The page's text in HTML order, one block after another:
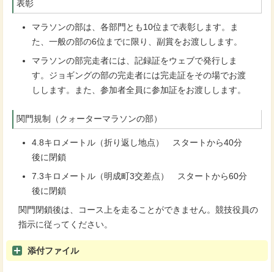
表彰
マラソンの部は、各部門とも10位まで表彰します。ま
た、一般の部の6位までに限り、副賞をお渡しします。
マラソンの部完走者には、記録証をウェブで発行しま
す。ジョギングの部の完走者には完走証をその場でお渡
しします。また、参加者全員に参加証をお渡しします。
関門規制（クォーターマラソンの部）
4.8キロメートル（折り返し地点） スタートから40分
後に閉鎖
7.3キロメートル（明成町3交差点） スタートから60分
後に閉鎖
関門閉鎖後は、コース上を走ることができません。競技役員の
指示に従ってください。
添付ファイル